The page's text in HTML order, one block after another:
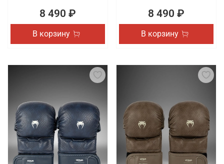
8 490 ₽
В корзину
8 490 ₽
В корзину